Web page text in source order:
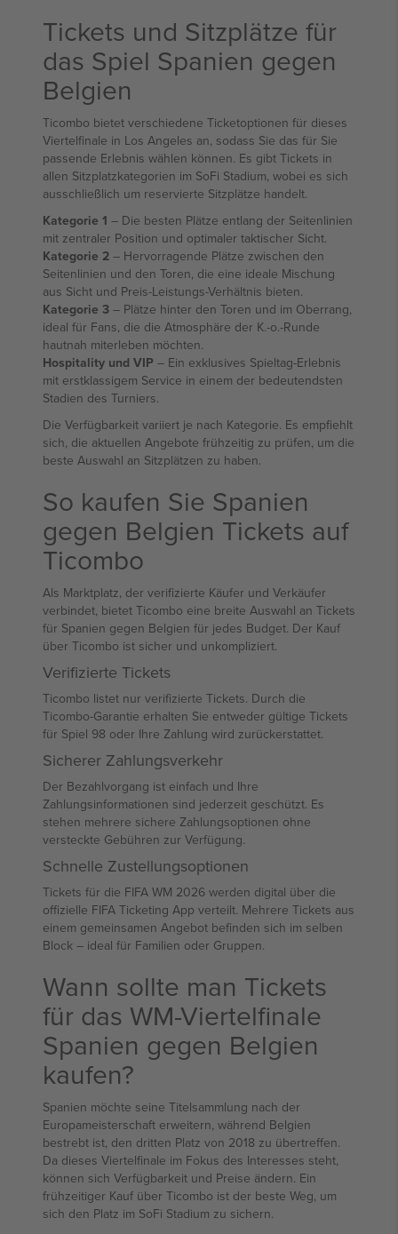
Tickets und Sitzplätze für
das Spiel Spanien gegen
Belgien
Ticombo bietet verschiedene Ticketoptionen für dieses
Viertelfinale in Los Angeles an, sodass Sie das für Sie
passende Erlebnis wählen können. Es gibt Tickets in
allen Sitzplatzkategorien im SoFi Stadium, wobei es sich
ausschließlich um reservierte Sitzplätze handelt.
Kategorie 1 – Die besten Plätze entlang der Seitenlinien
mit zentraler Position und optimaler taktischer Sicht.
Kategorie 2 – Hervorragende Plätze zwischen den
Seitenlinien und den Toren, die eine ideale Mischung
aus Sicht und Preis-Leistungs-Verhältnis bieten.
Kategorie 3 – Plätze hinter den Toren und im Oberrang,
ideal für Fans, die die Atmosphäre der K.-o.-Runde
hautnah miterleben möchten.
Hospitality und VIP – Ein exklusives Spieltag-Erlebnis
mit erstklassigem Service in einem der bedeutendsten
Stadien des Turniers.
Die Verfügbarkeit variiert je nach Kategorie. Es empfiehlt
sich, die aktuellen Angebote frühzeitig zu prüfen, um die
beste Auswahl an Sitzplätzen zu haben.
So kaufen Sie Spanien
gegen Belgien Tickets auf
Ticombo
Als Marktplatz, der verifizierte Käufer und Verkäufer
verbindet, bietet Ticombo eine breite Auswahl an Tickets
für Spanien gegen Belgien für jedes Budget. Der Kauf
über Ticombo ist sicher und unkompliziert.
Verifizierte Tickets
Ticombo listet nur verifizierte Tickets. Durch die
Ticombo-Garantie erhalten Sie entweder gültige Tickets
für Spiel 98 oder Ihre Zahlung wird zurückerstattet.
Sicherer Zahlungsverkehr
Der Bezahlvorgang ist einfach und Ihre
Zahlungsinformationen sind jederzeit geschützt. Es
stehen mehrere sichere Zahlungsoptionen ohne
versteckte Gebühren zur Verfügung.
Schnelle Zustellungsoptionen
Tickets für die FIFA WM 2026 werden digital über die
offizielle FIFA Ticketing App verteilt. Mehrere Tickets aus
einem gemeinsamen Angebot befinden sich im selben
Block – ideal für Familien oder Gruppen.
Wann sollte man Tickets
für das WM-Viertelfinale
Spanien gegen Belgien
kaufen?
Spanien möchte seine Titelsammlung nach der
Europameisterschaft erweitern, während Belgien
bestrebt ist, den dritten Platz von 2018 zu übertreffen.
Da dieses Viertelfinale im Fokus des Interesses steht,
können sich Verfügbarkeit und Preise ändern. Ein
frühzeitiger Kauf über Ticombo ist der beste Weg, um
sich den Platz im SoFi Stadium zu sichern.